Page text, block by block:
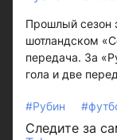
Прошлый сезон
шотландском
передача. За
гола и две
#Рубин
Следите за